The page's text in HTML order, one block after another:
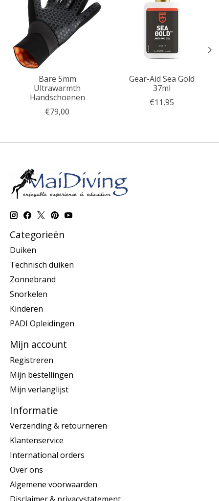
Bare 5mm
Ultrawarmth
Handschoenen
€79,00
Gear-Aid Sea Gold
37ml
€11,95
Categorieën
Duiken
Technisch duiken
Zonnebrand
Snorkelen
Kinderen
PADI Opleidingen
Mijn account
Registreren
Mijn bestellingen
Mijn verlanglijst
Informatie
Verzending & retourneren
Klantenservice
International orders
Over ons
Algemene voorwaarden